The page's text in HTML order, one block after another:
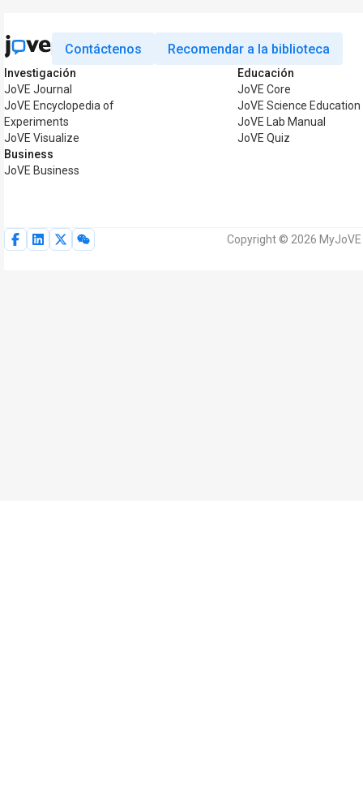
Contáctenos Recomendar a la biblioteca
Investigación
JoVE Journal
JoVE Encyclopedia of
Experiments
JoVE Visualize
Business
JoVE Business
Educación
JoVE Core
JoVE Science Education
JoVE Lab Manual
JoVE Quiz
Copyright © 2026